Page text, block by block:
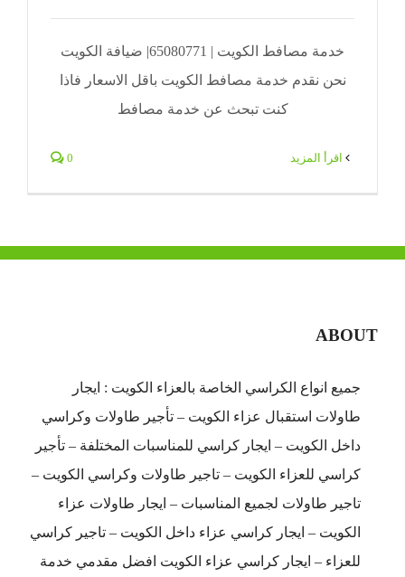
خدمة مصافط الكويت | 65080771| ضيافة الكويت
نحن نقدم خدمة مصافط الكويت باقل الاسعار فاذا
كنت تبحث عن خدمة مصافط
0
ABOUT
جميع انواع الكراسي الخاصة بالعزاء الكويت : ايجار
طاولات استقبال عزاء الكويت – تأجير طاولات وكراسي
داخل الكويت – ايجار كراسي للمناسبات المختلفة – تأجير
كراسي للعزاء الكويت – تاجير طاولات وكراسي الكويت –
تاجير طاولات لجميع المناسبات – ايجار طاولات عزاء
الكويت – ايجار كراسي عزاء داخل الكويت – تاجير كراسي
للعزاء – ايجار كراسي عزاء الكويت افضل مقدمي خدمة